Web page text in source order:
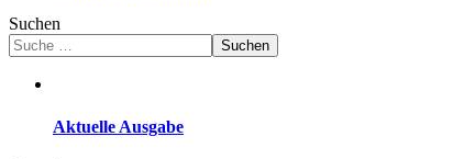
Suchen
Suchen
Aktuelle Ausgabe